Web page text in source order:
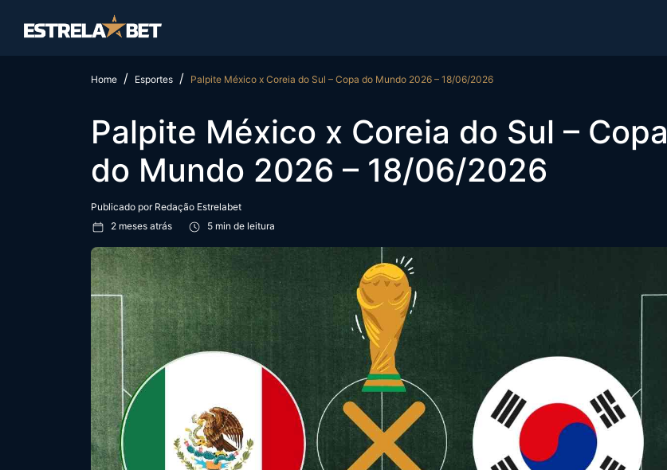
Home Esportes Palpite México x Coreia do Sul – Copa do Mundo 2026 – 18/06/2026
Palpite México x Coreia do Sul – Copa
do Mundo 2026 – 18/06/2026
Publicado por Redação Estrelabet
2 meses atrás
5 min de leitura